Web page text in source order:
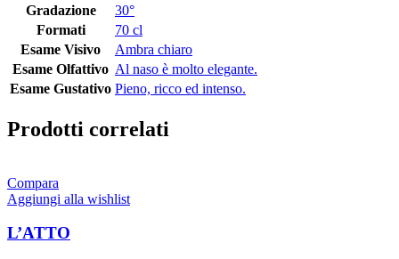
Gradazione
30°
Formati
70 cl
Esame Visivo
Ambra chiaro
Esame Olfattivo Al naso è molto elegante.
Esame Gustativo Pieno, ricco ed intenso.
Prodotti correlati
Compara
Aggiungi alla wishlist
L’ATTO